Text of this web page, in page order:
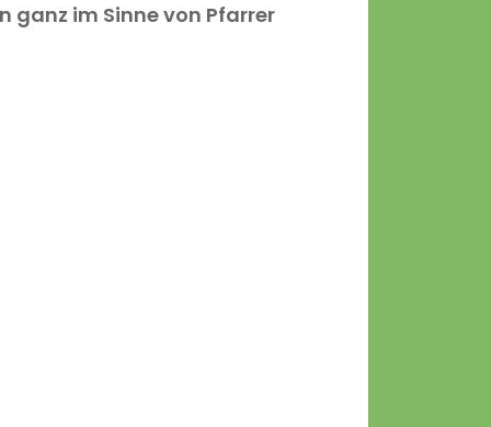
im Sinne von Pfarrer